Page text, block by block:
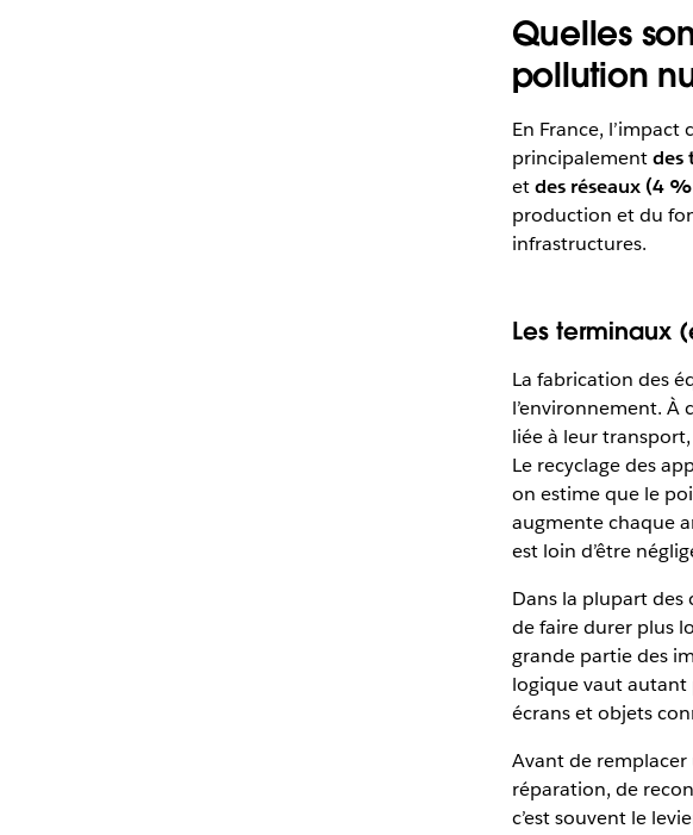
Quelles
pollution
En France,
principalementdes
etdes réseaux (4
production et du
infrastructures.
Les terminaux
La fabrication des
l’environnement. À
liée à leur
Le recyclage des
on estime que le
augmente chaque
est loin d’être
Dans la plupart des
de faire durer plus
grande partie des
logique vaut autant
écrans et objets
Avant de remplacer
réparation, de
c’est souvent le